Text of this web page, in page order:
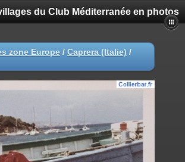
du Club Méditerranée en photos
zone Europe / Caprera (Italie) /